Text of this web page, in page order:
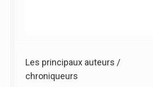
Les principaux auteurs /
chroniqueurs